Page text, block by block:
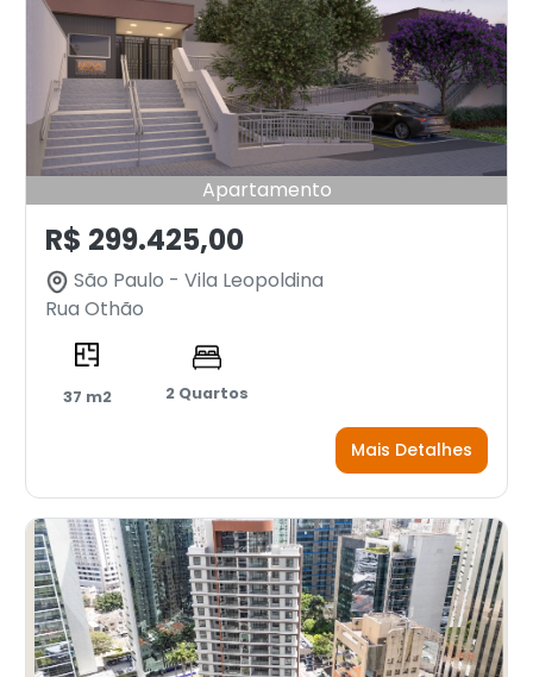
Apartamento
R$ 299.425,00
São Paulo - Vila Leopoldina
Rua Othão
37 m2 2 Quartos
Mais Detalhes